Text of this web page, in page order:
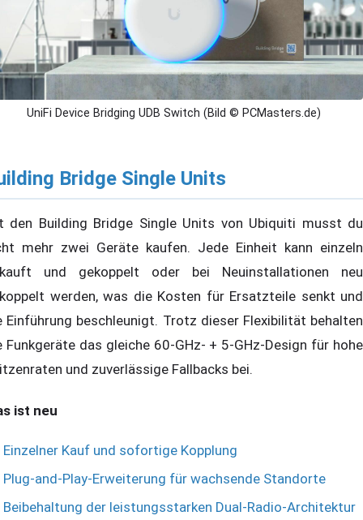
UniFi Device Bridging UDB Switch (Bild © PCMasters.de)
Bridge Single Units
den Building Bridge Single Units von Ubiquiti musst du
mehr zwei Geräte kaufen. Jede Einheit kann einzeln
und gekoppelt oder bei Neuinstallationen neu
werden, was die Kosten für Ersatzteile senkt und
Einführung beschleunigt. Trotz dieser Flexibilität behalten
Funkgeräte das gleiche 60-GHz- + 5-GHz-Design für hohe
und zuverlässige Fallbacks bei.
ist neu
Einzelner Kauf und sofortige Kopplung
Plug-and-Play-Erweiterung für wachsende Standorte
Beibehaltung der leistungsstarken Dual-Radio-Architektur